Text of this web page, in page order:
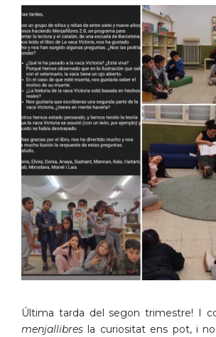
Última tarda del segon trimestre! I
menjallibres la curiositat ens pot, i